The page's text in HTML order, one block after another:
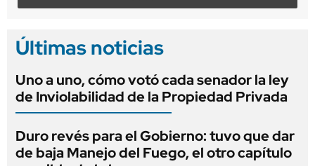
Últimas noticias
Uno a uno, cómo votó cada senador la ley
de Inviolabilidad de la Propiedad Privada
Duro revés para el Gobierno: tuvo que dar
de baja Manejo del Fuego, el otro capítulo